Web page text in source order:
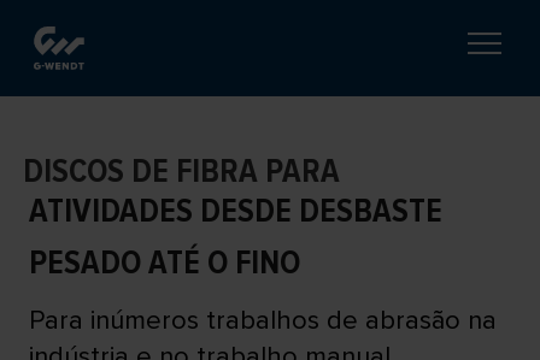
DISCOS DE FIBRA PARA
ATIVIDADES DESDE DESBASTE
PESADO ATÉ O FINO
Para inúmeros trabalhos de abrasão na